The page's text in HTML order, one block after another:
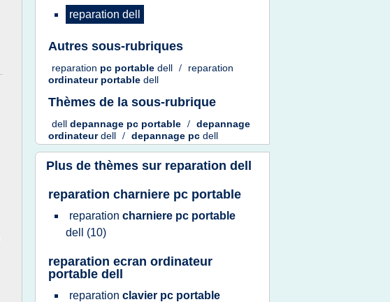
reparation dell
Autres sous-rubriques
reparation pc portable dell /
reparation
ordinateur portable dell
Thèmes de la sous-rubrique
dell depannage pc portable / depannage
ordinateurdell / depannage pc dell
Plus de thèmes sur reparation dell
reparation charniere pc portable
reparation charniere pc portable
dell (10)
reparation ecran ordinateur
portable dell
reparation clavier pc portable